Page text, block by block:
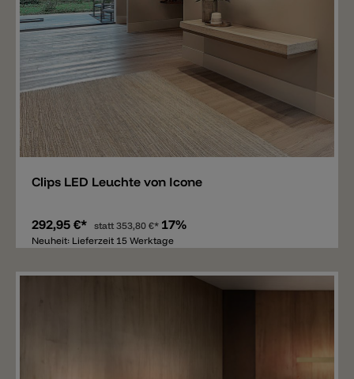
Merken
Clips LED Leuchte von Icone
292,95 €* statt353,80 €* 17%
Neuheit: Lieferzeit 15 Werktage